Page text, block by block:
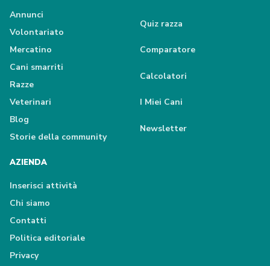
Annunci
Volontariato
Mercatino
Cani smarriti
Razze
Veterinari
Blog
Storie della community
Quiz razza
Comparatore
Calcolatori
I Miei Cani
Newsletter
AZIENDA
Inserisci attività
Chi siamo
Contatti
Politica editoriale
Privacy